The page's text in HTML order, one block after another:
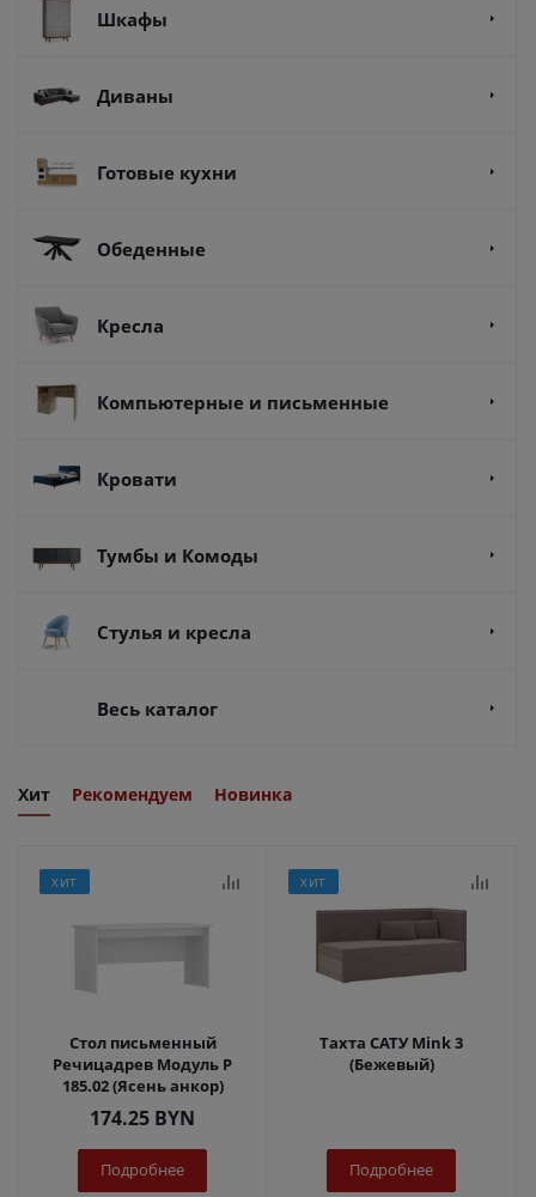
Шкафы
Диваны
Готовые кухни
Обеденные
Кресла
Компьютерные и письменные
Кровати
Тумбы и Комоды
Стулья и кресла
Весь каталог
Хит Рекомендуем Новинка
ХИТ
Стол письменный
Речицадрев Модуль Р
185.02 (Ясень анкор)
174.25 BYN
Подробнее
ХИТ
Тахта САТУ Mink 3
(Бежевый)
Подробнее